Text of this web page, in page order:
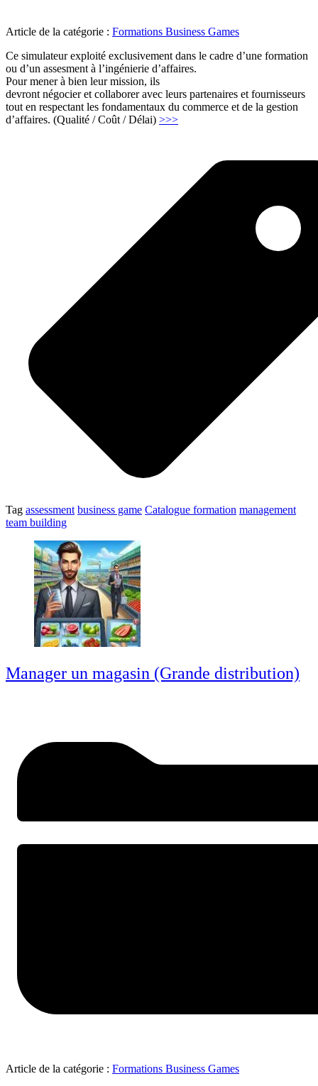
Article de la catégorie : Formations Business Games
Ce simulateur exploité exclusivement dans le cadre d’une formation
ou d’un assesment à l’ingénierie d’affaires.
Pour mener à bien leur mission, ils
devront négocier et collaborer avec leurs partenaires et fournisseurs
tout en respectant les fondamentaux du commerce et de la gestion
d’affaires. (Qualité / Coût / Délai) >>>"Ingénieur
Tag assessment business game Catalogue formation management
team building
Manager un magasin (Grande distribution)
Article de la catégorie : Formations Business Games